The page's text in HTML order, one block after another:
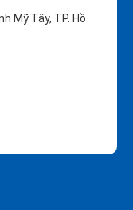
Mỹ Tây, TP. Hồ